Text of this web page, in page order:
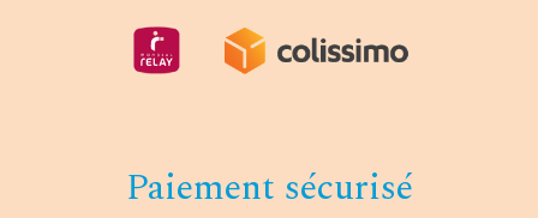
Paiement sécurisé